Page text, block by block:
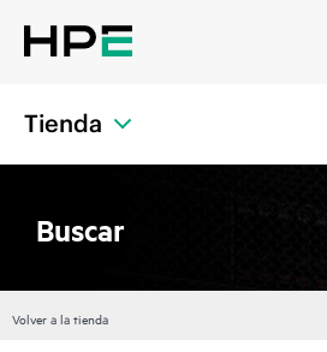
Tienda
Buscar
Volver a la tienda